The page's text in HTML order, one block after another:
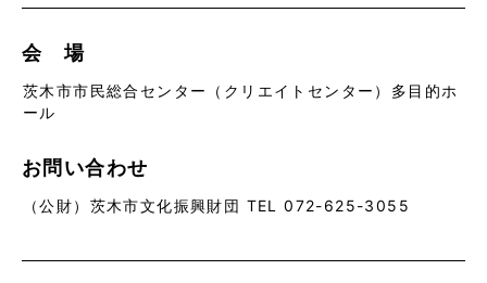
会 場
茨木市市民総合センター（クリエイトセンター）多目的ホ
ール
お問い合わせ
（公財）茨木市文化振興財団 TEL 072-625-3055